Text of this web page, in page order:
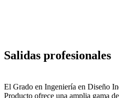
Salidas profesionales
El Grado en Ingeniería en Diseño
Producto ofrece una amplia gama